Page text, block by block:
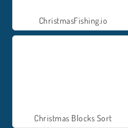
ChristmasFishing.io
Christmas Blocks Sort